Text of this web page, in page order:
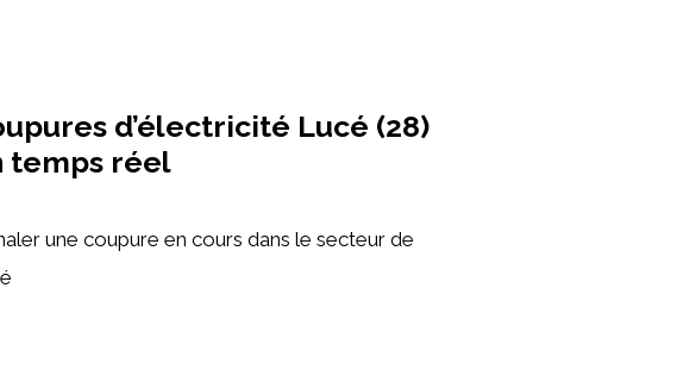
d’électricité Lucé (28)
temps réel
une coupure en cours dans le secteur de